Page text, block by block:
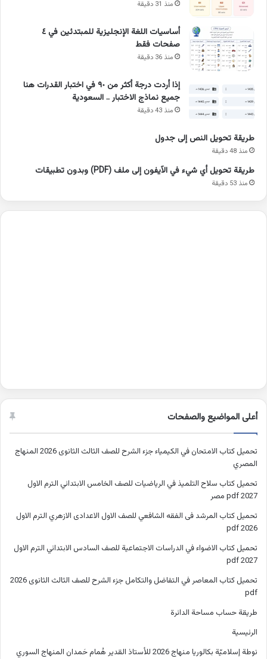
منذ 31 دقيقة
أساسيات اللغة الإنجليزية للمبتدئين في ٤
صفحات فقط
منذ 36 دقيقة
إذا أردت درجة أكثر من ٩٠ في اختبار القدرات هنا
جميع نماذج الاختبار .. السعودية
منذ 43 دقيقة
طريقة تحويل النص إلى جدول
منذ 48 دقيقة
طريقة تحويل أي شيء في الآيفون إلى ملف (PDF) وبدون تطبيقات
منذ 53 دقيقة
أعلى المواضيع والصفحات
تحميل كتاب الامتحان في الكيمياء جزء الشرح للصف الثالث الثانوى 2026 المنهاج
المصري
تحميل كتاب سلاح التلميذ في الرياضيات للصف الخامس الابتدائي الترم الاول
2027 pdf مصر
تحميل كتاب المرشد فى الفقه الشافعي للصف الاول الاعدادى الازهري الترم الاول
2026 pdf
تحميل كتاب الاضواء في الدراسات الاجتماعية للصف السادس الابتدائي الترم الاول
2027 pdf
تحميل كتاب المعاصر في التفاضل والتكامل جزء الشرح للصف الثالث الثانوى 2026
pdf
طريقة حساب مساحة الدائرة
الرئيسية
نوطة إسلاميّة بكالوريا منهاج 2026 للأستاذ القدير هُمام حَمدان المنهاج السوري